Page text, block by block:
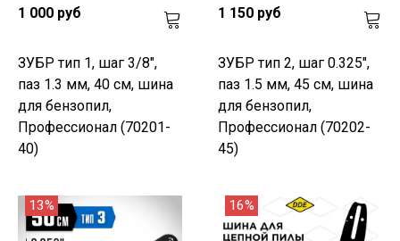
1 000 руб
ЗУБР тип 1, шаг 3/8",
паз 1.3 мм, 40 см, шина
для бензопил,
Профессионал (70201-
40)
1 150 руб
ЗУБР тип 2, шаг 0.325",
паз 1.5 мм, 45 см, шина
для бензопил,
Профессионал (70202-
45)
13% 16%